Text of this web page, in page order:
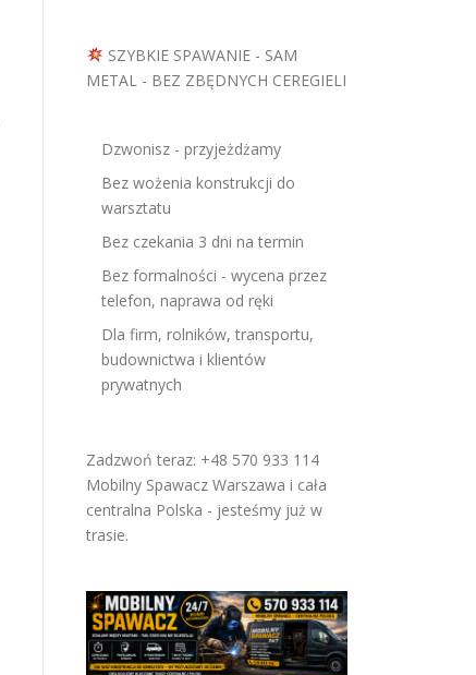
SZYBKIE SPAWANIE - SAM
METAL - BEZ ZBĘDNYCH CEREGIELI
Dzwonisz - przyjeżdżamy
Bez wożenia konstrukcji do
warsztatu
Bez czekania 3 dni na termin
Bez formalności - wycena przez
telefon, naprawa od ręki
Dla firm, rolników, transportu,
budownictwa i klientów
prywatnych
Zadzwoń teraz: +48 570 933 114
Mobilny Spawacz Warszawa i cała
centralna Polska - jesteśmy już w
trasie.